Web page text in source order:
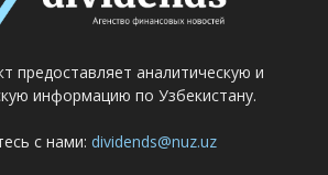
предоставляет аналитическую и
информацию по Узбекистану.
с нами: dividends@nuz.uz